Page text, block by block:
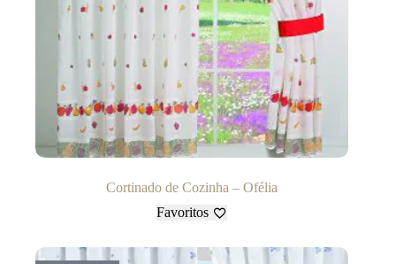
Cortinado de Cozinha – Ofélia
Favoritos